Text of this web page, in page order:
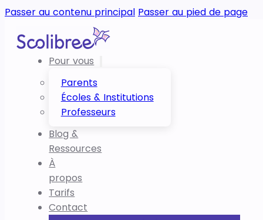
Passer au contenu principal Passer au pied de page
Pour vous
Parents
Écoles & Institutions
Professeurs
Blog &
Ressources
À
propos
Tarifs
Contact